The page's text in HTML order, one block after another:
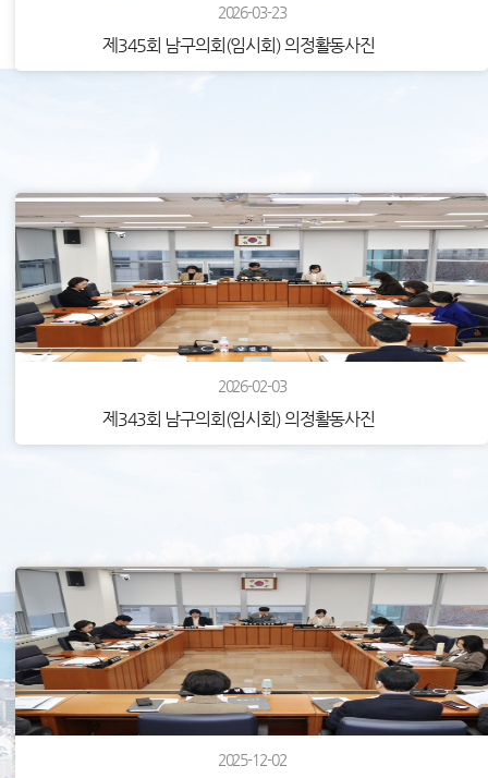
2026-03-23
제345회 남구의회(임시회) 의정활동사진
2026-02-03
제343회 남구의회(임시회) 의정활동사진
2025-12-02